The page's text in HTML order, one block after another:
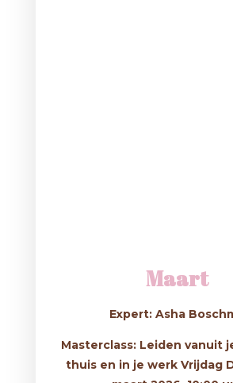
Maart
Expert: Asha
Masterclass: Leiden vanuit
thuis en in je werkVrijdag